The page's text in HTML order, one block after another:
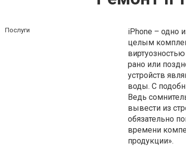
Послуги
iPhone – одно
целым
рано или
устройств
воды. С
Ведь
вывести из
обязательно
времени
продукции».